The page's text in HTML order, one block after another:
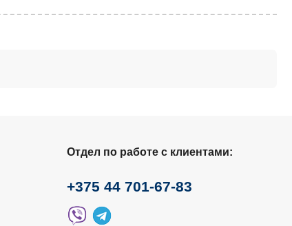
Отдел по работе с клиентами:
+375 44 701-67-83